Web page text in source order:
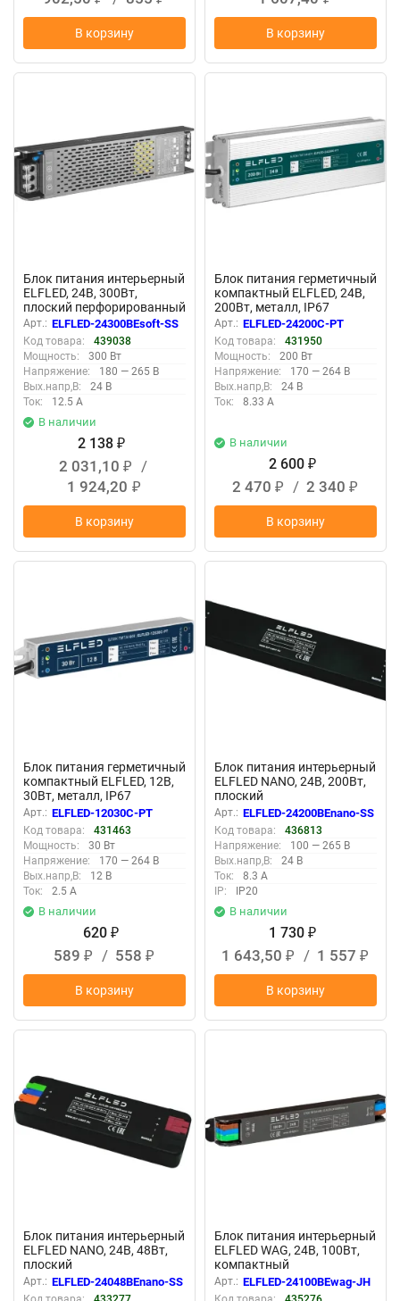
В корзину В корзину
Блок питания интерьерный
ELFLED, 24В, 300Вт,
плоский перфорированный
корпус (с плавным пуском)
Арт.: ELFLED-24300BEsoft-SS
Код товара:
439038
Мощность:
300 Вт
Напряжение:
180 — 265 В
Вых.напр,В:
24 В
Ток:
12.5 А
В наличии
2 138 ₽
2 031,10 ₽
/
1 924,20 ₽
В корзину
Блок питания герметичный
компактный ELFLED, 24В,
200Вт, металл, IP67
Арт.: ELFLED-24200С-PT
Код товара:
431950
Мощность:
200 Вт
Напряжение:
170 — 264 В
Вых.напр,В:
24 В
Ток:
8.33 А
В наличии
2 600 ₽
2 470 ₽ / 2 340 ₽
В корзину
Блок питания герметичный
компактный ELFLED, 12В,
30Вт, металл, IP67
Арт.: ELFLED-12030С-PT
Код товара:
431463
Мощность:
30 Вт
Напряжение:
170 — 264 В
Вых.напр,В:
12 В
Ток:
2.5 А
В наличии
620 ₽
589 ₽ / 558 ₽
В корзину
Блок питания интерьерный
ELFLED NANO, 24В, 200Вт,
плоский
Арт.: ELFLED-24200BEnano-SS
Код товара:
436813
Напряжение:
100 — 265 В
Вых.напр,В:
24 В
Ток:
8.3 А
IP:
IP20
В наличии
1 730 ₽
1 643,50 ₽ / 1 557 ₽
В корзину
Блок питания интерьерный
ELFLED NANO, 24В, 48Вт,
плоский
Арт.: ELFLED-24048BEnano-SS
Блок питания интерьерный
ELFLED WAG, 24В, 100Вт,
компактный
металлический корпус с
ваггами
Арт.: ELFLED-24100BEwag-JH